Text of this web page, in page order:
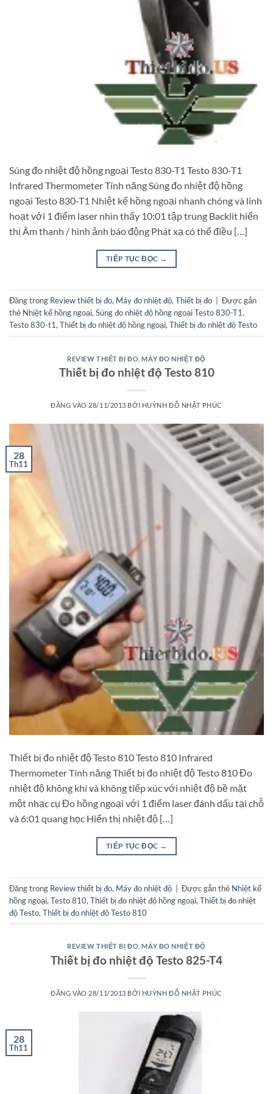
Súng đo nhiệt độ hồng ngoại Testo 830-T1 Testo 830-T1
Infrared Thermometer Tính năng Súng đo nhiệt độ hồng
ngoại Testo 830-T1 Nhiệt kế hồng ngoại nhanh chóng và linh
hoạt với 1 điểm laser nhìn thấy 10:01 tập trung Backlit hiển
thị Âm thanh / hình ảnh báo động Phát xạ có thể điều […]
TIẾP TỤC ĐỌC →
Đăng trong Review thiết bị đo, Máy đo nhiệt độ, Thiết bị đo
Được gắn
thẻ Nhiệt kế hồng ngoại, Súng đo nhiệt độ hồng ngoại Testo 830-T1,
Testo 830-t1, Thiết bị đo nhiệt độ hồng ngoại, Thiết bị đo nhiệt độ Testo
REVIEW THIẾT BỊ ĐO ,MÁY ĐO NHIỆT ĐỘ
Thiết bị đo nhiệt độ Testo 810
ĐĂNG VÀO 28/11/2013 BỞI HUỲNH ĐỖ NHẬT PHÚC
28
Th11
Thiết bị đo nhiệt độ Testo 810 Testo 810 Infrared
Thermometer Tính năng Thiết bị đo nhiệt độ Testo 810 Đo
nhiệt độ không khí và không tiếp xúc với nhiệt độ bề mặt
một nhạc cụ Đo hồng ngoại với 1 điểm laser đánh dấu tại chỗ
và 6:01 quang học Hiển thị nhiệt độ […]
TIẾP TỤC ĐỌC →
Đăng trong Review thiết bị đo, Máy đo nhiệt độ Được gắn thẻ Nhiệt kế
hồng ngoại, Testo 810, Thiết bị đo nhiệt độ hồng ngoại, Thiết bị đo nhiệt
độ Testo, Thiết bị đo nhiệt độ Testo 810
REVIEW THIẾT BỊ ĐO ,MÁY ĐO NHIỆT ĐỘ
Thiết bị đo nhiệt độ Testo 825-T4
ĐĂNG VÀO 28/11/2013 BỞI HUỲNH ĐỖ NHẬT PHÚC
28
Th11